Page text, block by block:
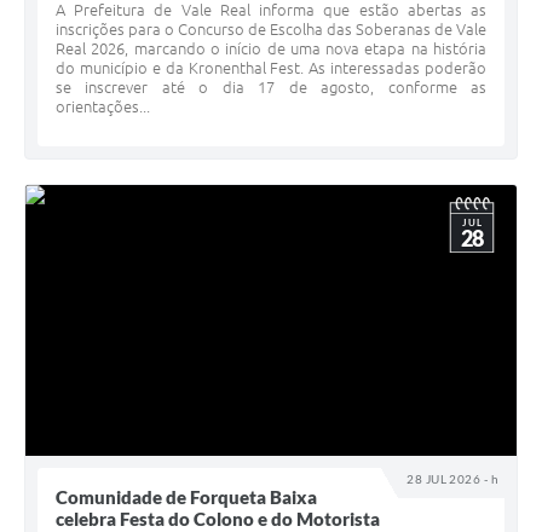
A Prefeitura de Vale Real informa que estão abertas as
inscrições para o Concurso de Escolha das Soberanas de Vale
Real 2026, marcando o início de uma nova etapa na história
do município e da Kronenthal Fest. As interessadas poderão
se inscrever até o dia 17 de agosto, conforme as
orientações...
28 JUL 2026 - h
JUL
28
Comunidade de Forqueta Baixa
celebra Festa do Colono e do Motorista